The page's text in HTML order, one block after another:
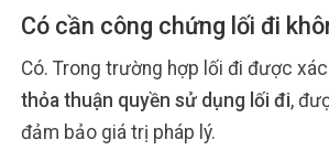
Có cần công chứng lối đi
Có. Trong trường hợp lối đi được
thỏa thuận quyền sử dụng lối đi,
đảm bảo giá trị pháp lý.